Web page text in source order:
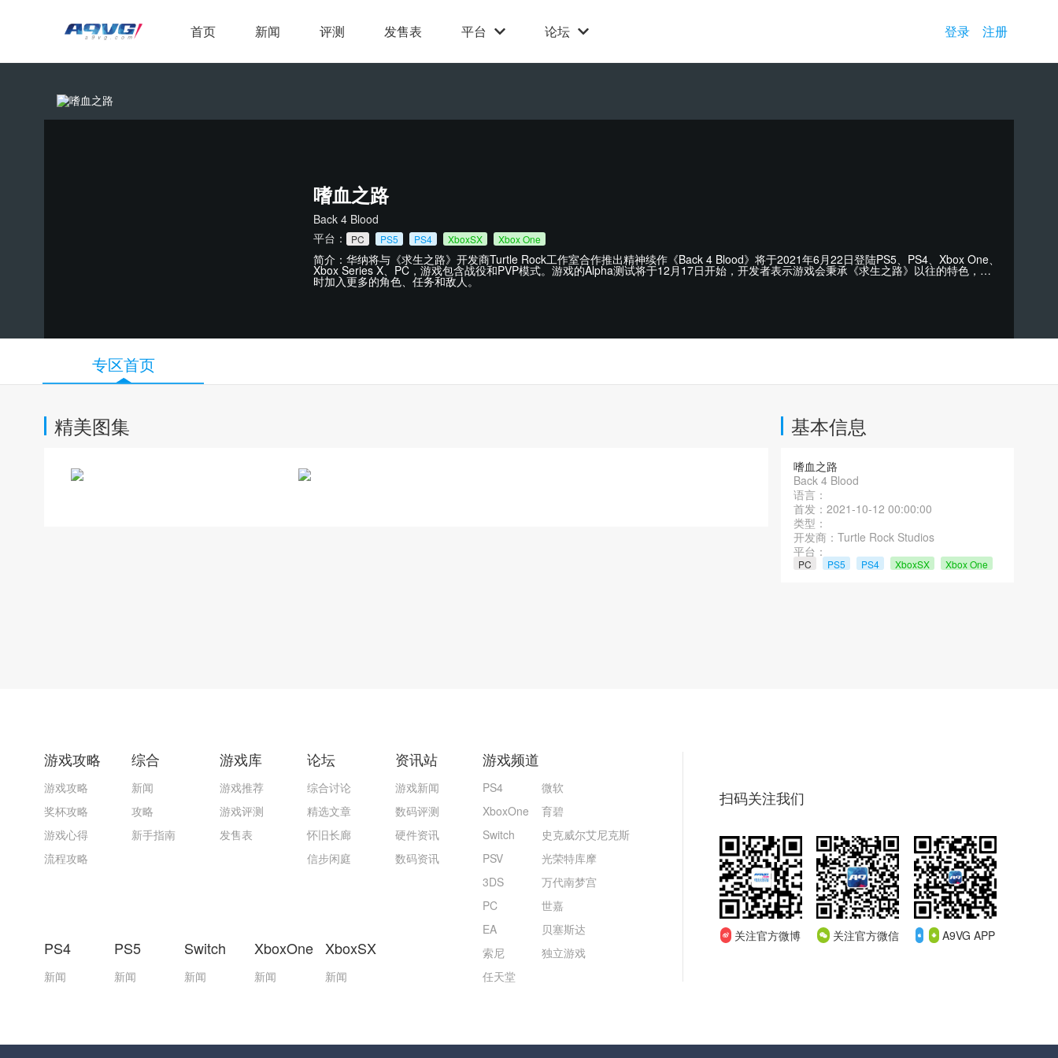
首页 新闻 评测 发售表 平台 论坛 登录 注册
嗜血之路
Back 4 Blood
平台：
PC PS5 PS4 XboxSX Xbox One
简介：华纳将与《求生之路》开发商Turtle Rock工作室合作推出精神续作《Back 4 Blood》将于2021年6月22日登陆PS5、PS4、Xbox One、
Xbox Series X、PC，游戏包含战役和PVP模式。游戏的Alpha测试将于12月17日开始，开发者表示游戏会秉承《求生之路》以往的特色，同
时加入更多的角色、任务和敌人。
专区首页
精美图集 基本信息
嗜血之路
Back 4 Blood
语言：
首发：2021-10-12 00:00:00
类型：
开发商：Turtle Rock Studios
平台：
PC PS5 PS4 XboxSX Xbox One
游戏攻略
游戏攻略
奖杯攻略
游戏心得
流程攻略
综合
新闻
攻略
新手指南
游戏库
游戏推荐
游戏评测
发售表
论坛
综合讨论
精选文章
怀旧长廊
信步闲庭
PS4
新闻
PS5
新闻
Switch
新闻
XboxOne
新闻
XboxSX
新闻
资讯站
游戏新闻
数码评测
硬件资讯
数码资讯
游戏频道
PS4
XboxOne
Switch
PSV
3DS
PC
EA
索尼
任天堂
微软
育碧
史克威尔艾尼克斯
光荣特库摩
万代南梦宫
世嘉
贝塞斯达
独立游戏
扫码关注我们
关注官方微博 关注官方微信 A9VG APP